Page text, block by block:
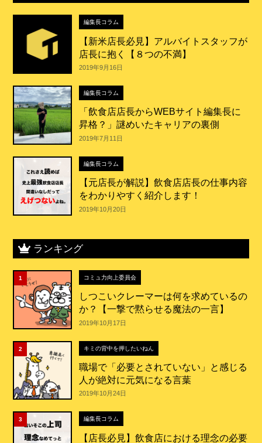
編集長コラム
【新米店長必見】アルバイトスタッフが
店長に抱く【８つの不満】
2019年9月16日
編集長コラム
「飲食店店長からWEBサイト編集長に
昇格？」謎めいたキャリアの裏側
2019年7月11日
編集長コラム
【元店長が解説】飲食店店長の仕事内容
をわかりやすく紹介します！
2019年10月20日
ランキング
1 コミュ力向上委員会
しつこいクレーマーは何を求めているの
か？【一撃で黙らせる魔法の一言】
2019年10月17日
2 キミの背中を押したいねん
職場で「必要とされていない」と感じる
人が絶対に元気になる言葉
2019年10月24日
3 編集長コラム
【店長必見】飲食店における理念の必要